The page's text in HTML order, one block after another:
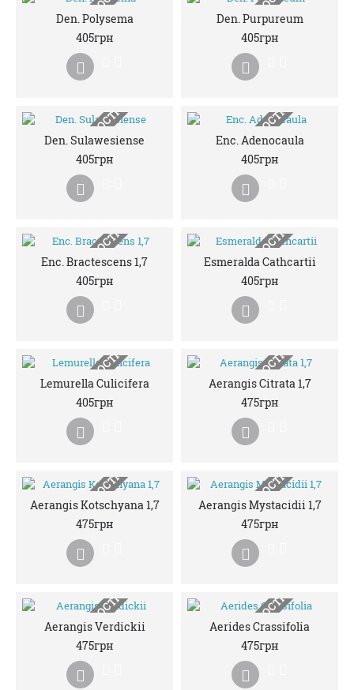
НЕМАЄ В НАЯВНОСТІ
Den. Polysema
405грн
НЕМАЄ В НАЯВНОСТІ
Den. Purpureum
405грн
НЕМАЄ В НАЯВНОСТІ
Den. Sulawesiense
405грн
НЕМАЄ В НАЯВНОСТІ
Enc. Adenocaula
405грн
НЕМАЄ В НАЯВНОСТІ
Enc. Bractescens 1,7
405грн
НЕМАЄ В НАЯВНОСТІ
Esmeralda Cathcartii
405грн
НЕМАЄ В НАЯВНОСТІ
Lemurella Culicifera
405грн
НЕМАЄ В НАЯВНОСТІ
Aerangis Citrata 1,7
475грн
НЕМАЄ В НАЯВНОСТІ
Aerangis Kotschyana 1,7
475грн
НЕМАЄ В НАЯВНОСТІ
Aerangis Mystacidii 1,7
475грн
НЕМАЄ В НАЯВНОСТІ
Aerangis Verdickii
475грн
НЕМАЄ В НАЯВНОСТІ
Aerides Crassifolia
475грн